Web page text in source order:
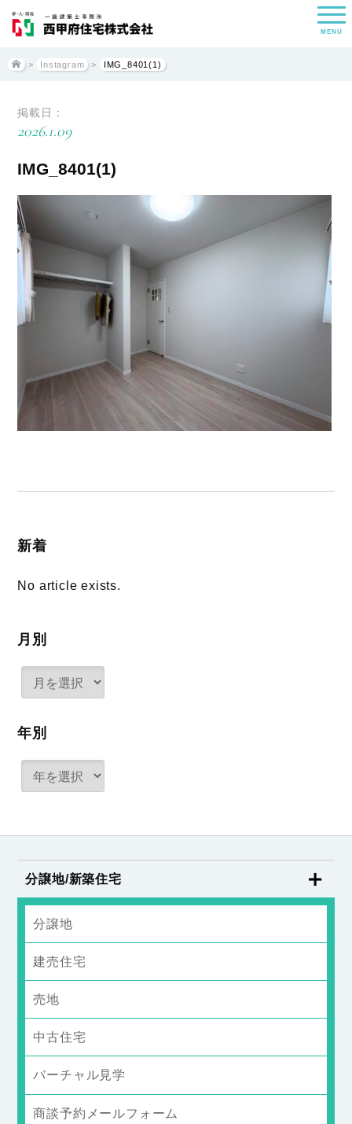
MENU
> Instagram > IMG_8401(1)
掲載日：
2026.1.09
IMG_8401(1)
新着
No article exists.
月別
年別
分譲地/新築住宅
分譲地
建売住宅
売地
中古住宅
バーチャル見学
商談予約メールフォーム